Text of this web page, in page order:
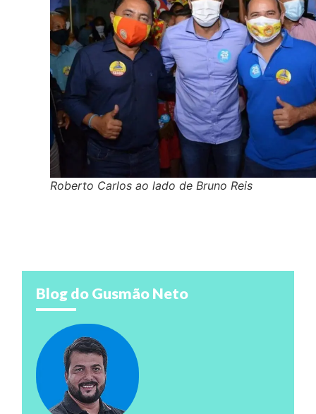
Roberto Carlos ao lado de Bruno Reis
Blog do Gusmão Neto